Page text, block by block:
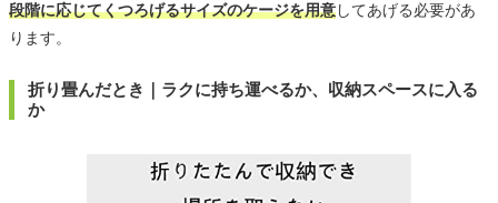
段階に応じてくつろげるサイズのケージを用意してあげる必要があ
ります。
折り畳んだとき｜ラクに持ち運べるか、収納スペースに入る
か